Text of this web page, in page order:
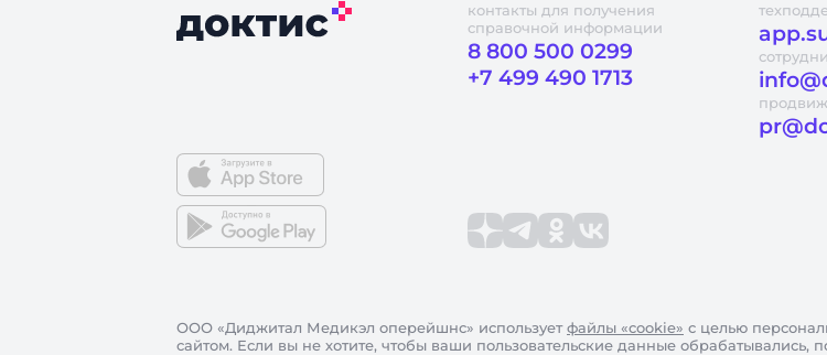
контакты для получения
справочной информации
8 800 500 0299
+7 499 490 1713
ООО «Диджитал Медикэл оперейшнс» используетфайлы «cookie» с целью
сайтом. Если вы не хотите, чтобы ваши пользовательские данные обрабатывались,